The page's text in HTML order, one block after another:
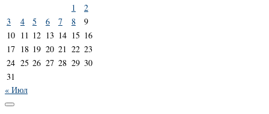
1
2
3
4 5 6 7 8
9
10 11 12 13 14 15 16
17 18 19 20 21 22 23
24 25 26 27 28 29 30
31
« Июл